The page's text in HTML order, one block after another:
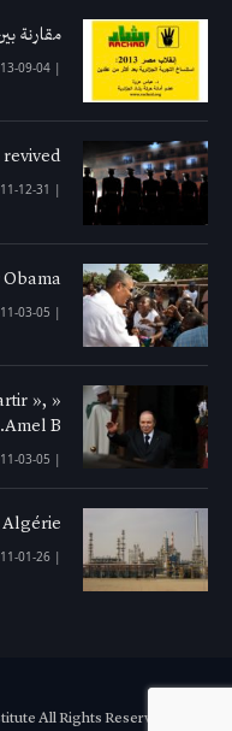
مقارنة بين انقلاب 1992
|
09-04
|
12-31
!
|
03-05
»,
Amel B.
|
03-05
Algérie
|
01-26
All Rights Reserved.